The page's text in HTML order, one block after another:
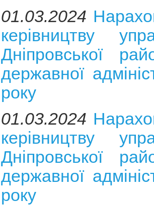
01.03.2024
керівництву
Дніпровської
державної
року
01.03.2024
керівництву
Дніпровської
державної
року